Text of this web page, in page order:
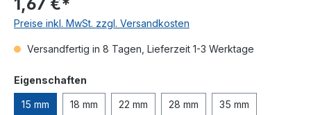
Preise inkl. MwSt. zzgl. Versandkosten
Versandfertig in 8 Tagen, Lieferzeit 1-3 Werktage
Eigenschaften
15 mm 18 mm 22 mm 28 mm 35 mm